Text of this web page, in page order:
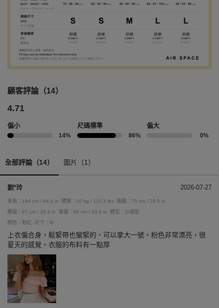
顧客評論（14）
4.71
偏小
14%
尺碼標準
86%
偏大
0%
全部評論（14） 圖片（1）
劉*玲 2026-07-27
身高：164 cm / 64.6 in 體重：50 kg / 110.3 lbs
胸圍：75 cm / 29.5 in
腰圍：67 cm / 26.4 in
臀圍：86 cm / 33.9 in
體型：沙漏型
顏色：粉紅
尺寸：M
上衣偏合身，鬆緊帶也蠻緊的，可以拿大一號。粉色非常漂亮，很
夏天的感覺。衣服的布料有一點厚